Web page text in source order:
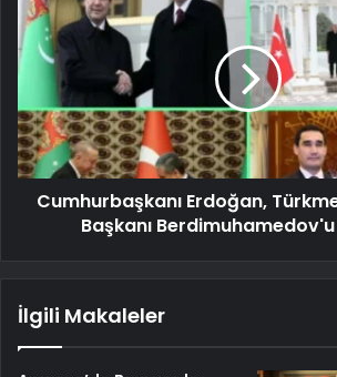
Cumhurbaşkanı Erdoğan,
Başkanı Berdimuhamedov'u
İlgili Makaleler